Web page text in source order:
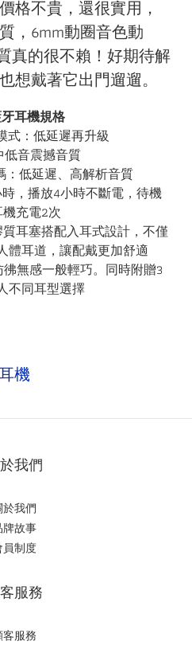
格不貴，還很實用，
，6mm動圈音色動
真的很不賴！好期待解
想戴著它出門遛遛。
耳機規格
式：低延遲再升級
低音震撼音質
：低延遲、高解析音質
，播放4小時不斷電，待機
充電2次
耳塞搭配入耳式設計，不僅
體耳道，讓配戴更加舒適
無感一般輕巧。同時附贈3
不同耳型選擇
機
我們
於我們
牌故事
員制度
服務
客服務